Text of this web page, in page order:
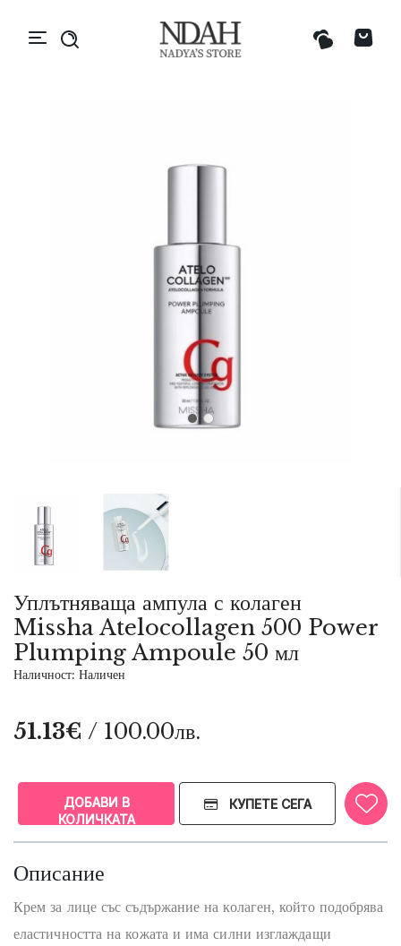
Уплътняваща ампула с колаген
Missha Atelocollagen 500 Power
Plumping Ampoule 50 мл
Наличност: Наличен
51.13€ / 100.00лв.
ДОБАВИ В
КОЛИЧКАТА
КУПЕТЕ СЕГА
Описание
Крем за лице със съдържание на колаген, който подобрява
еластичността на кожата и има силни изглаждащи